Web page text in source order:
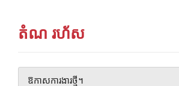
តំណ រហ័ស
ឱកាសការងារថ្មី។